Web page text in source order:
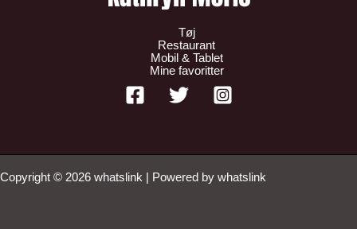
Tøj
Restaurant
Mobil & Tablet
Mine favoritter
Copyright © 2026 whatslink | Powered by whatslink